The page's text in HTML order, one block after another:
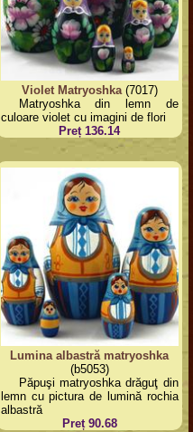
Violet Matryoshka(7017)
Matryoshka din lemn de
culoare violet cu imagini de flori
Preț 136.14
Lumina albastră matryoshka
(b5053)
Păpuşi matryoshka drăguţ din
lemn cu pictura de lumină rochia
albastră
Preț 90.68